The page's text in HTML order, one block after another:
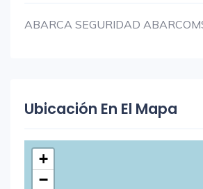
ABARCA SEGURIDAD
Ubicación En El Mapa
+
−